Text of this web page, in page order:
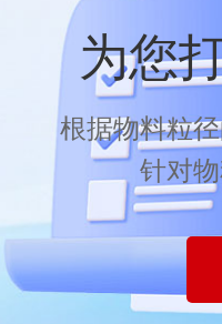
为您
根据物料粒
针对